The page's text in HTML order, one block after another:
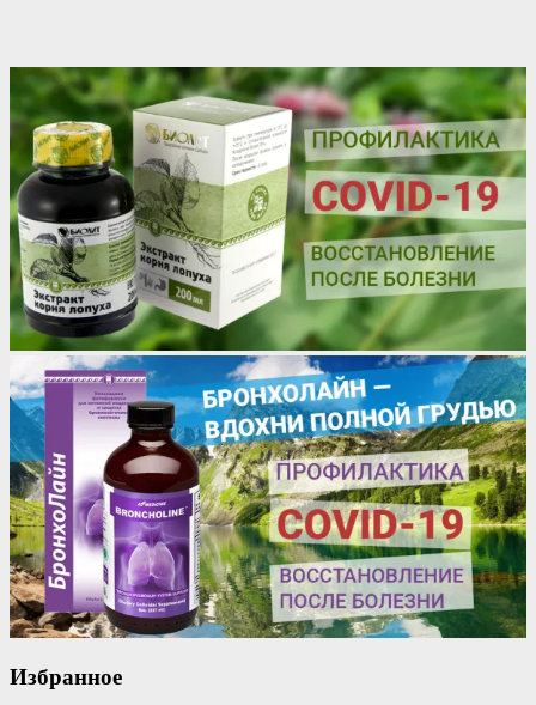
Избранное